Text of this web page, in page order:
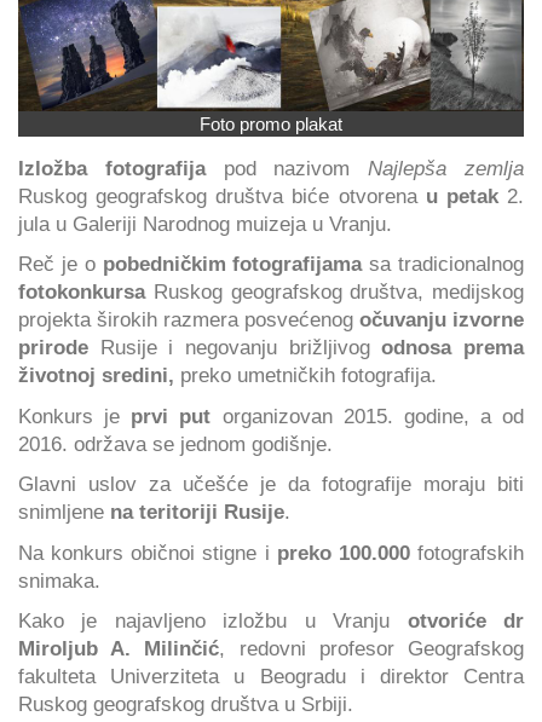
Foto promo plakat
Izložba fotografijapod nazivom Najlepša zemlja
Ruskog geografskog društva biće otvorena u petak2.
jula u Galeriji Narodnog muizeja u Vranju.
Reč je o pobedničkim fotografijamasa tradicionalnog
fotokonkursa Ruskog geografskog društva, medijskog
projekta širokih razmera posvećenog očuvanju izvorne
prirode Rusije i negovanju brižljivogodnosa prema
životnoj sredini, preko umetničkih fotografija.
Konkurs je prvi put organizovan 2015. godine, a od
2016. održava se jednom godišnje.
Glavni uslov za učešće je da fotografije moraju biti
snimljene na teritoriji Rusije.
Na konkurs običnoi stigne i preko 100.000fotografskih
snimaka.
Kako je najavljeno izložbu u Vranju otvoriće dr
Miroljub A. Milinčić, redovni profesor Geografskog
fakulteta Univerziteta u Beogradu i direktor Centra
Ruskog geografskog društva u Srbiji.